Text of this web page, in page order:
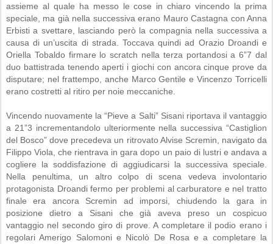
assieme al quale ha messo le cose in chiaro vincendo la prima
speciale, ma già nella successiva erano Mauro Castagna con Anna
Erbisti a svettare, lasciando però la compagnia nella successiva a
causa di un’uscita di strada. Toccava quindi ad Orazio Droandi e
Oriella Tobaldo firmare lo scratch nella terza portandosi a 6”7 dal
duo battistrada tenendo aperti i giochi con ancora cinque prove da
disputare; nel frattempo, anche Marco Gentile e Vincenzo Torricelli
erano costretti al ritiro per noie meccaniche.
Vincendo nuovamente la “Pieve a Salti” Sisani riportava il vantaggio
a 21”3 incrementandolo ulteriormente nella successiva “Castiglion
del Bosco” dove precedeva un ritrovato Alvise Scremin, navigato da
Filippo Viola, che rientrava in gara dopo un paio di lustri e andava a
cogliere la soddisfazione di aggiudicarsi la successiva speciale.
Nella penultima, un altro colpo di scena vedeva involontario
protagonista Droandi fermo per problemi al carburatore e nel tratto
finale era ancora Scremin ad imporsi, chiudendo la gara in
posizione dietro a Sisani che già aveva preso un cospicuo
vantaggio nel secondo giro di prove. A completare il podio erano i
regolari Amerigo Salomoni e Nicolò De Rosa e a completare la